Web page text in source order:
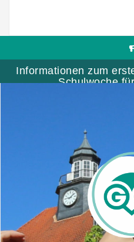
Informationen zum
Schulwoche